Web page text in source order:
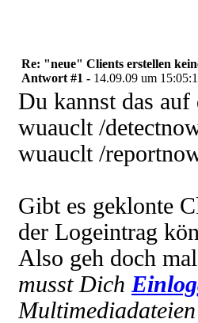
Re: "neue" Clients erstellen
Antwort #1 - 14.09.09 um
Du kannst das
wuauclt /
wuauclt /
Gibt es geklonte
der Logeintrag
Also geh doch
musst Dich